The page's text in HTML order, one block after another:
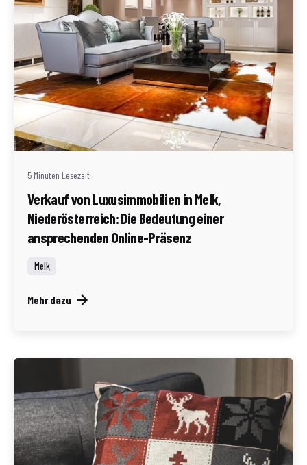
Geschrieben von
Redaktion Immofragen Bezirke: Mistelbach + Melk
5 Minuten Lesezeit
Verkauf von Luxusimmobilien in Melk,
Niederösterreich: Die Bedeutung einer
ansprechenden Online-Präsenz
Melk
Mehr dazu